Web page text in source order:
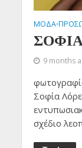
ΜΟΔΑ•
9 months
Σοφία
σχέδιο